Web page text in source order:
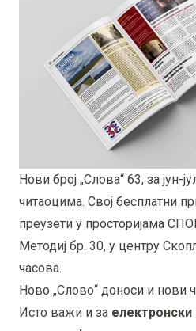
Нови број „Слова“ 63, за јун-
читаоцима. Свој бесплатни
преузети у просторијама
Методиј бр. 30, у центру
часова.
Ново „Слово“ доноси и нови
Исто важи и за електронски